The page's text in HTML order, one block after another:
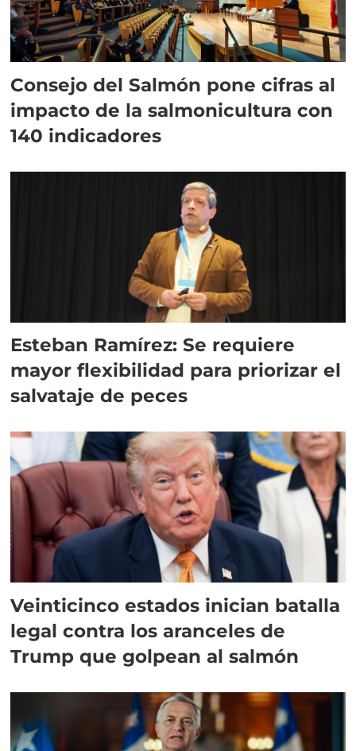
Consejo del Salmón pone cifras al
impacto de la salmonicultura con
140 indicadores
Esteban Ramírez: Se requiere
mayor flexibilidad para priorizar el
salvataje de peces
Veinticinco estados inician batalla
legal contra los aranceles de
Trump que golpean al salmón